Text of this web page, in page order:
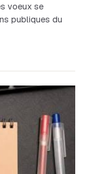
voeux se
publiques du